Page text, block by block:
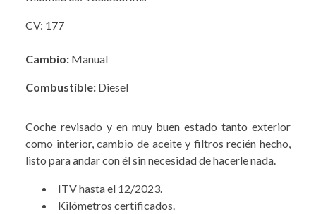
CV: 177
Cambio: Manual
Combustible: Diesel
Coche revisado y en muy buen estado tanto exterior
como interior, cambio de aceite y filtros recién hecho,
listo para andar con él sin necesidad de hacerle nada.
ITV hasta el 12/2023.
Kilómetros certificados.